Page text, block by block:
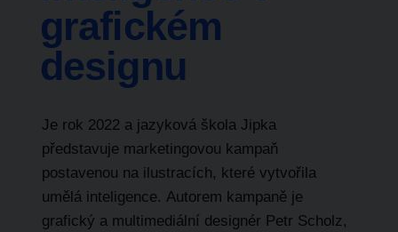
grafickém
designu
Je rok 2022 a jazyková škola Jipka
představuje marketingovou kampaň
postavenou na ilustracích, které vytvořila
umělá inteligence. Autorem kampaně je
grafický a multimediální designér Petr Scholz,